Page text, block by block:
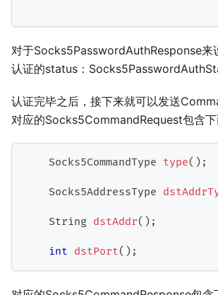
对于Socks5PasswordAuthResponse来
认证的status：
认证完毕之后，接下来就可以发送
对应的Socks5CommandRequest包含下
Socks5CommandType type( ) ;
Socks5AddressType
String dstAddr( ) ;
int dstPort( ) ;